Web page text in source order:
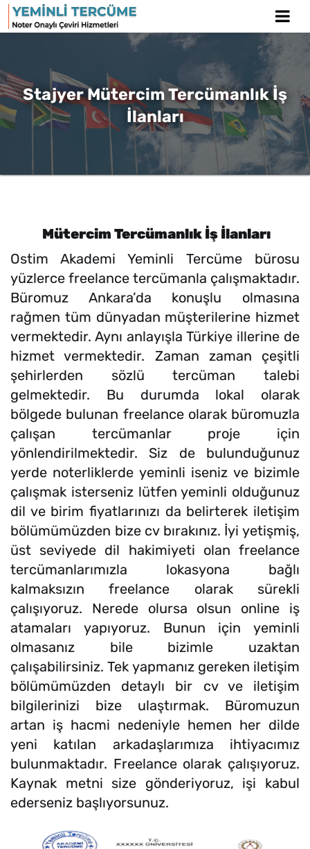
Stajyer Mütercim Tercümanlık İş
İlanları
Mütercim Tercümanlık İş İlanları
Ostim Akademi Yeminli Tercüme bürosu
yüzlerce freelance tercümanla çalışmaktadır.
Büromuz Ankara’da konuşlu olmasına
rağmen tüm dünyadan müşterilerine hizmet
vermektedir. Aynı anlayışla Türkiye illerine de
hizmet vermektedir. Zaman zaman çeşitli
şehirlerden sözlü tercüman talebi
gelmektedir. Bu durumda lokal olarak
bölgede bulunan freelance olarak büromuzla
çalışan tercümanlar proje için
yönlendirilmektedir. Siz de bulunduğunuz
yerde noterliklerde yeminli iseniz ve bizimle
çalışmak isterseniz lütfen yeminli olduğunuz
dil ve birim fiyatlarınızı da belirterek iletişim
bölümümüzden bize cv bırakınız. İyi yetişmiş,
üst seviyede dil hakimiyeti olan freelance
tercümanlarımızla lokasyona bağlı
kalmaksızın freelance olarak sürekli
çalışıyoruz. Nerede olursa olsun online iş
atamaları yapıyoruz. Bunun için yeminli
olmasanız bile bizimle uzaktan
çalışabilirsiniz. Tek yapmanız gereken iletişim
bölümümüzden detaylı bir cv ve iletişim
bilgilerinizi bize ulaştırmak. Büromuzun
artan iş hacmi nedeniyle hemen her dilde
yeni katılan arkadaşlarımıza ihtiyacımız
bulunmaktadır. Freelance olarak çalışıyoruz.
Kaynak metni size gönderiyoruz, işi kabul
ederseniz başlıyorsunuz.